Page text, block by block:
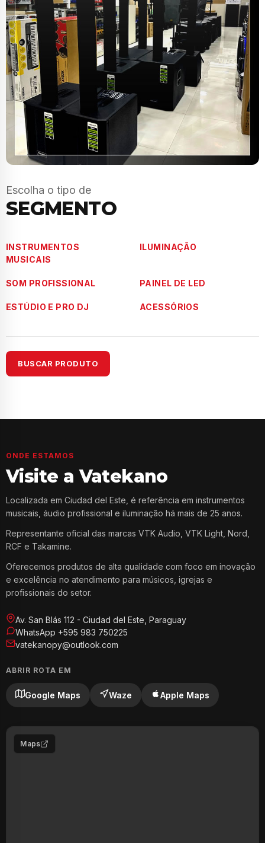
Escolha o tipo de
SEGMENTO
INSTRUMENTOS
MUSICAIS
ILUMINAÇÃO
SOM PROFISSIONAL PAINEL DE LED
ESTÚDIO E PRO DJ ACESSÓRIOS
BUSCAR PRODUTO
ONDE ESTAMOS
Visite a Vatekano
Localizada em Ciudad del Este, é referência em instrumentos
musicais, áudio profissional e iluminação há mais de 25 anos.
Representante oficial das marcas VTK Audio, VTK Light, Nord,
RCF e Takamine.
Oferecemos produtos de alta qualidade com foco em inovação
e excelência no atendimento para músicos, igrejas e
profissionais do setor.
Av. San Blás 112 - Ciudad del Este, Paraguay
WhatsApp +595 983 750225
vatekanopy@outlook.com
ABRIR ROTA EM
Google Maps Waze Apple Maps
Maps